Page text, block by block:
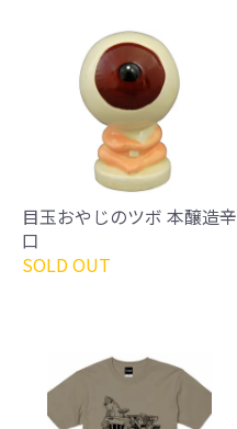
目玉おやじのツボ 本醸造辛
口
SOLD OUT